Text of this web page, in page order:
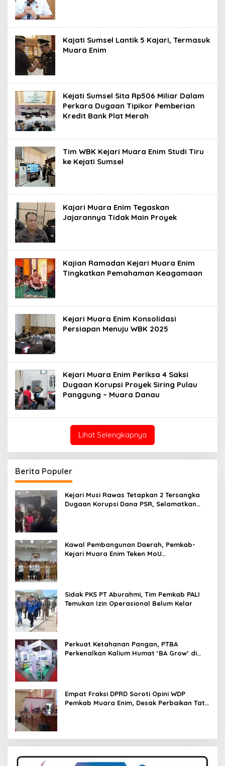
Kajati Sumsel Lantik 5 Kajari, Termasuk
Muara Enim
Kejati Sumsel Sita Rp506 Miliar Dalam
Perkara Dugaan Tipikor Pemberian
Kredit Bank Plat Merah
Tim WBK Kejari Muara Enim Studi Tiru
ke Kejati Sumsel
Kajari Muara Enim Tegaskan
Jajarannya Tidak Main Proyek
Kajian Ramadan Kejari Muara Enim
Tingkatkan Pemahaman Keagamaan
Kejari Muara Enim Konsolidasi
Persiapan Menuju WBK 2025
Kejari Muara Enim Periksa 4 Saksi
Dugaan Korupsi Proyek Siring Pulau
Panggung – Muara Danau
Lihat Selengkapnya
Berita Populer
Kejari Musi Rawas Tetapkan 2 Tersangka
Dugaan Korupsi Dana PSR, Selamatkan
Kawal Pembangunan Daerah, Pemkab-
Kejari Muara Enim Teken MoU
Sidak PKS PT Aburahmi, Tim Pemkab PALI
Temukan Izin Operasional Belum Kelar
Perkuat Ketahanan Pangan, PTBA
Perkenalkan Kalium Humat ‘BA Grow’ di
Empat Fraksi DPRD Soroti Opini WDP
Pemkab Muara Enim, Desak Perbaikan Tata